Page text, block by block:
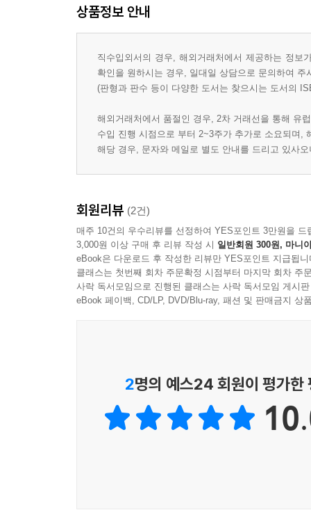
Chapter 40 The Bridge of Long Life 297
Chapter 43 The Crossing 310
Chapter 44 We Will See You Again in the South 316
Chapter 45 We Walk in the Hand of God 323
Epilogue: In the Pantheon 333
Afterword: The Remembered War 339
Acknowledgments 347
Selected Bibliography 377
상품정보 안내
직수입외서의 경우, 해외거래처에서 제공하는 정
확인을 원하시는 경우, 일대일 상담으로 문의하여 주
(판형과 판수 등이 다양한 도서는 찾으시는 도서의
해외거래처에서 품절인 경우, 2차 거래선을 통해 유
수입 진행 시점으로 부터 2~3주가 추가로 소요되며,
해당 경우, 문자와 메일로 별도 안내를 드리고 있사
회원리뷰 (2건)
매주 10건의 우수리뷰를 선정하여 YES포인트 3만원을 드
3,000원 이상 구매 후 리뷰 작성 시 일반회원 300원, 마니
eBook은 다운로드 후 작성한 리뷰만 YES포인트 지급됩니
클래스는 첫번째 회차 주문확정 시점부터 마지막 회차 주
사락 독서모임으로 진행된 클래스는 사락 독서모임 게시
eBook 페이백, CD/LP, DVD/Blu-ray, 패션 및 판매금지 상
2명의 예스24 회원이 평가한